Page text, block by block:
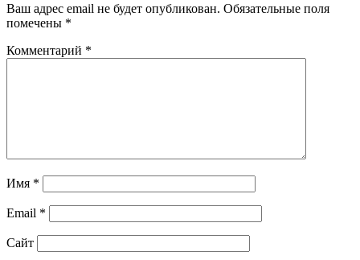
Ваш адрес email не будет опубликован. Обязательные поля
помечены *
Комментарий *
Имя *
Email *
Сайт